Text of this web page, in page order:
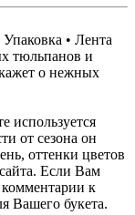
• Лента
тюльпанов и
о нежных
используется
от сезона он
оттенки цветов
Если Вам
к
Вашего букета.